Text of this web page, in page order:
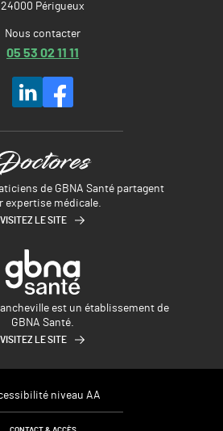
24000 Périgueux
Nous contacter
05 53 02 11 11
de GBNA Santé partagent
expertise médicale.
VISITEZ LE SITE
est un établissement de
GBNA Santé.
VISITEZ LE SITE
niveau AA